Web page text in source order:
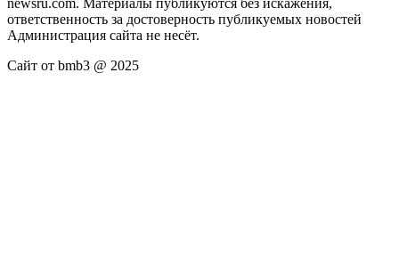
ответственность за достоверность публикуемых новостей
Администрация сайта не несёт.
Сайт от bmb3 @ 2025